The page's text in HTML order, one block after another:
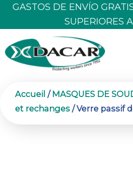
AllerGASTOS DE ENVÍO
SUPERIORES
Accueil /MASQUES DE
et rechanges / Verre passif